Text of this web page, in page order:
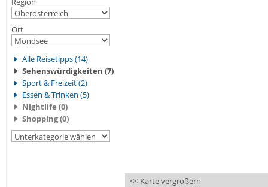
Ort
Alle Reisetipps (14)
Sehenswürdigkeiten (7)
Sport & Freizeit (2)
Essen & Trinken (5)
Nightlife (0)
Shopping (0)
<< Karte vergrößern